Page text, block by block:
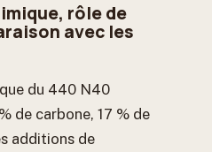
rôle de
avec les
du 440 N40
de carbone, 17 % de
additions de